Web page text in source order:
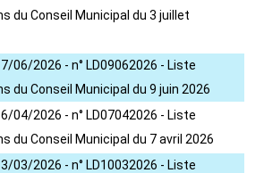
du Conseil Municipal du 3 juillet
06/2026 - n° LD09062026 - Liste
du Conseil Municipal du 9 juin 2026
04/2026 - n° LD07042026 - Liste
du Conseil Municipal du 7 avril 2026
03/2026 - n° LD10032026 - Liste